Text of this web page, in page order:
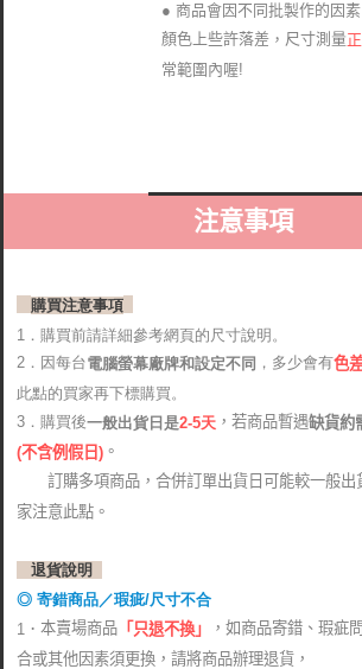
● 商品會因不同批製作的因
顏色上些許落差 ， 尺寸測量
常範圍內喔!
注意事項
購買注意事項
1．購買前請詳細參考網頁的尺寸說明。
2．因每台電腦螢幕廠牌和設定不同 ，多少會有色
此點的買家再下標購買。
3．購買後一般出貨日是2-5天 ，若商品暫遇缺貨約
(不含例假日) 。
訂購多項商品，合併訂單出貨日可能較一般出
家注意此點。
退貨說明
◎ 寄錯商品／瑕疵/尺寸不合
1． 本賣場商品 「只退不換」
，如商品寄錯、瑕疵
合或其他因素須更換，請將商品辦理退貨，